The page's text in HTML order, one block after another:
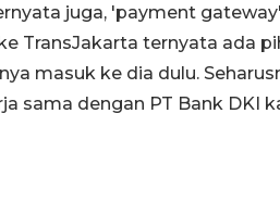
juga, 'payment
TransJakarta ternyata ada
masuk ke dia dulu.
sama dengan PT Bank DKI